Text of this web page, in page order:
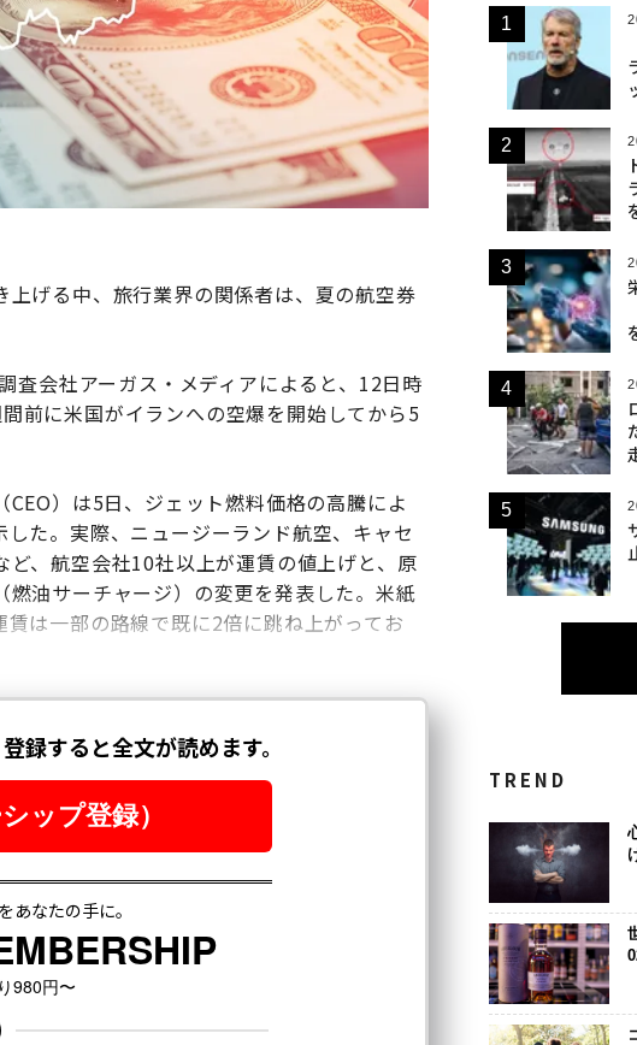
げる中、旅行業界の関係者は、夏の航空券
査会社アーガス・メディアによると、12日時
前に米国がイランへの空爆を開始してから5
）は5日、ジェット燃料価格の高騰によ
した。実際、ニュージーランド航空、キャセ
、航空会社10社以上が運賃の値上げと、原
油サーチャージ）の変更を発表した。米紙
は一部の路線で既に2倍に跳ね上がってお
TREND